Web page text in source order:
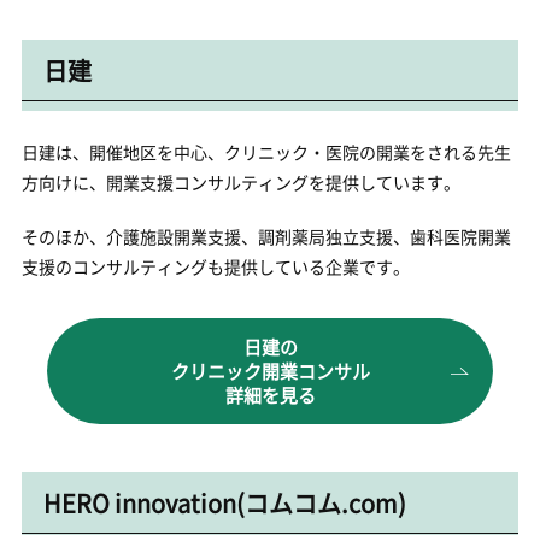
日建
日建は、開催地区を中心、クリニック・医院の開業をされる先生
方向けに、開業支援コンサルティングを提供しています。
そのほか、介護施設開業支援、調剤薬局独立支援、歯科医院開業
支援のコンサルティングも提供している企業です。
日建の
クリニック開業コンサル
詳細を見る
HERO innovation(コムコム.com)